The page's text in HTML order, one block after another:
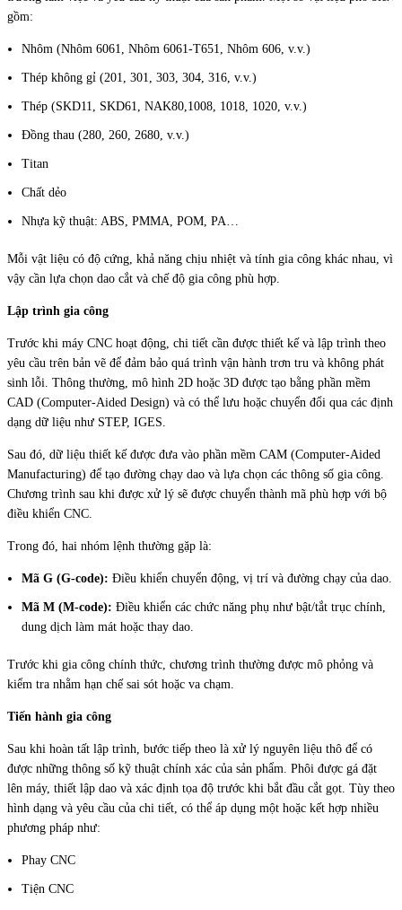
gồm:
Nhôm (Nhôm 6061, Nhôm 6061-T651, Nhôm 606, v.v.)
Thép không gỉ (201, 301, 303, 304, 316, v.v.)
Thép (SKD11, SKD61, NAK80,1008, 1018, 1020, v.v.)
Đồng thau (280, 260, 2680, v.v.)
Titan
Chất dẻo
Nhựa kỹ thuật: ABS, PMMA, POM, PA…
Mỗi vật liệu có độ cứng, khả năng chịu nhiệt và tính gia công khác nhau, vì
vậy cần lựa chọn dao cắt và chế độ gia công phù hợp.
Lập trình gia công
Trước khi máy CNC hoạt động, chi tiết cần được thiết kế và lập trình theo
yêu cầu trên bản vẽ để đảm bảo quá trình vận hành trơn tru và không phát
sinh lỗi. Thông thường, mô hình 2D hoặc 3D được tạo bằng phần mềm
CAD (Computer-Aided Design) và có thể lưu hoặc chuyển đổi qua các định
dạng dữ liệu như STEP, IGES.
Sau đó, dữ liệu thiết kế được đưa vào phần mềm CAM (Computer-Aided
Manufacturing) để tạo đường chạy dao và lựa chọn các thông số gia công.
Chương trình sau khi được xử lý sẽ được chuyển thành mã phù hợp với bộ
điều khiển CNC.
Trong đó, hai nhóm lệnh thường gặp là:
Mã G (G-code): Điều khiển chuyển động, vị trí và đường chạy của dao.
Mã M (M-code): Điều khiển các chức năng phụ như bật/tắt trục chính,
dung dịch làm mát hoặc thay dao.
Trước khi gia công chính thức, chương trình thường được mô phỏng và
kiểm tra nhằm hạn chế sai sót hoặc va chạm.
Tiến hành gia công
Sau khi hoàn tất lập trình, bước tiếp theo là xử lý nguyên liệu thô để có
được những thông số kỹ thuật chính xác của sản phẩm. Phôi được gá đặt
lên máy, thiết lập dao và xác định tọa độ trước khi bắt đầu cắt gọt. Tùy theo
hình dạng và yêu cầu của chi tiết, có thể áp dụng một hoặc kết hợp nhiều
phương pháp như:
Phay CNC
Tiện CNC